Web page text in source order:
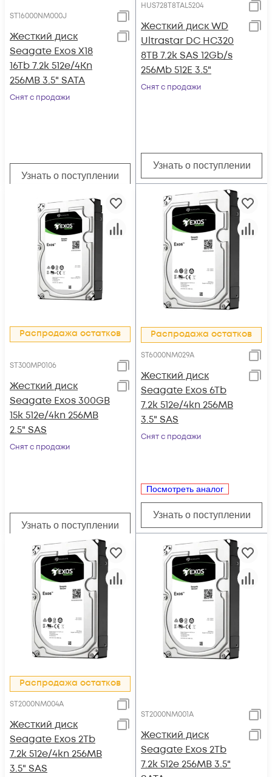
ST16000NM000J
Жесткий диск
Seagate Exos X18
16Tb 7.2k 512e/4Kn
256MB 3.5" SATA
Снят с продажи
Узнать о поступлении
HUS728T8TAL5204
Жесткий диск WD
Ultrastar DC HC320
8TB 7.2k SAS 12Gb/s
256Mb 512E 3.5"
Снят с продажи
Узнать о поступлении
Распродажа остатков
ST300MP0106
Жесткий диск
Seagate Exos 300GB
15k 512e/4kn 256MB
2.5" SAS
Снят с продажи
Узнать о поступлении
Распродажа остатков
ST6000NM029A
Жесткий диск
Seagate Exos 6Tb
7.2k 512e/4kn 256MB
3.5" SAS
Снят с продажи
Посмотреть аналог
Узнать о поступлении
Распродажа остатков
ST2000NM004A
Жесткий диск
Seagate Exos 2Tb
7.2k 512e/4kn 256MB
3.5" SAS
ST2000NM001A
Жесткий диск
Seagate Exos 2Tb
7.2k 512e 256MB 3.5"